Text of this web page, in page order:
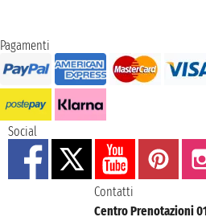
Pagamenti
Social
Contatti
Centro Prenotazioni